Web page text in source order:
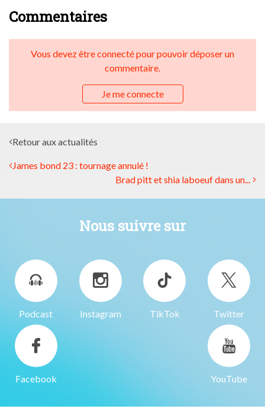
Commentaires
Vous devez être connecté pour pouvoir déposer un
commentaire.
Je me connecte
Retour aux actualités
James bond 23 : tournage annulé !
Brad pitt et shia laboeuf dans un...
Nous suivre sur
Podcast Instagram TikTok Twitter
Facebook YouTube